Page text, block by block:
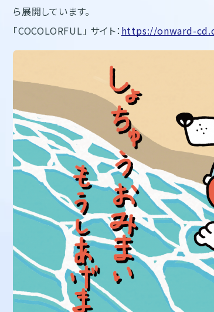
ら展開しています。
「COCOLORFUL」 サイト： https://onward-